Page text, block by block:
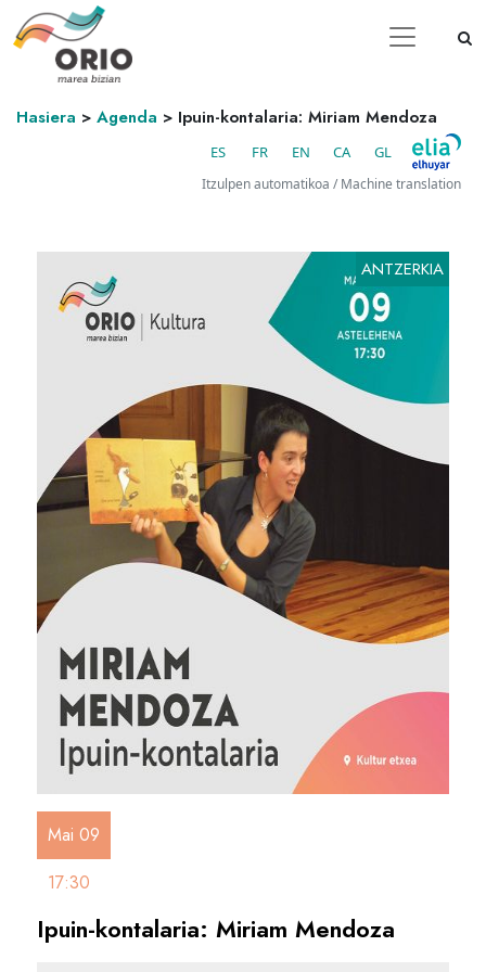
Hasiera > Agenda > Ipuin-kontalaria: Miriam Mendoza
ES FR EN CA GL
Itzulpen automatikoa / Machine translation
ANTZERKIA
Mai 09
17:30
Ipuin-kontalaria: Miriam Mendoza